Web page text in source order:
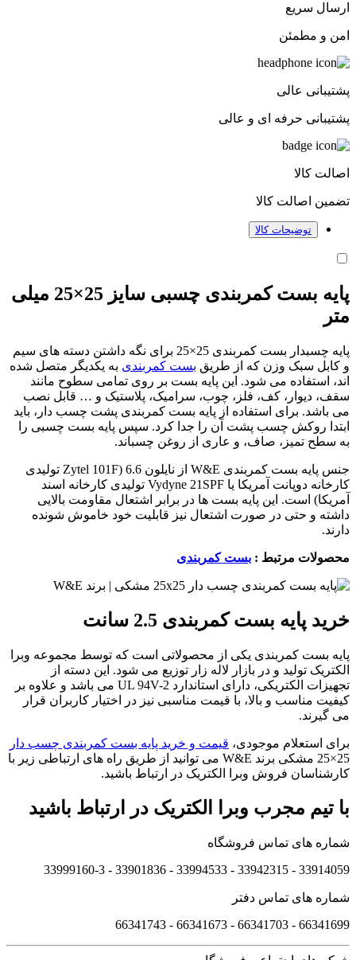
ارسال سریع
امن و مطمئن
پشتیبانی عالی
پشتیبانی حرفه ای و عالی
اصالت کالا
تضمین اصالت کالا
توضیحات کالا
پایه بست کمربندی چسبی سایز 25×25 میلی
متر
پایه چسبدار بست کمربندی 25×25 برای نگه داشتن دسته های سیم
و کابل سبک وزن که از طریق بست کمربندی به یکدیگر متصل شده
اند، استفاده می شود. این پایه بست بر روی تمامی سطوح مانند
سقف، دیوار، کف، فلز، چوب، سرامیک، پلاستیک و … قابل نصب
می باشد. برای استفاده از پایه بست کمربندی پشت چسب دار، باید
ابتدا روکش چسب پشت آن را جدا کرد. سپس پایه بست چسبی را
به سطح تمیز، صاف، و عاری از روغن چسباند.
جنس پایه بست کمربندی W&E از نایلون 6.6 (Zytel 101F تولیدی
کارخانه دوپانت آمریکا یا Vydyne 21SPF تولیدی کارخانه اسند
آمریکا) است. این پایه بست ها در برابر اشتعال مقاومت بالایی
داشته و حتی در صورت اشتعال نیز قابلیت خود خاموش شونده
دارند.
محصولات مرتبط : بست کمربندی
خرید پایه بست کمربندی 2.5 سانت
پایه بست کمربندی یکی از محصولاتی است که توسط مجموعه وبرا
الکتریک تولید و در بازار لاله زار توزیع می شود. این دسته از
تجهیزات الکتریکی، دارای استاندارد UL 94V-2 می باشد و علاوه بر
کیفیت مناسب و بالا، با قیمت مناسبی نیز در اختیار کاربران قرار
می گیرند.
برای استعلام موجودی، قیمت و خرید پایه بست کمربندی چسب دار
25×25 مشکی برند W&E می توانید از طریق راه های ارتباطی زیر با
کارشناسان فروش وبرا الکتریک در ارتباط باشید.
با تیم مجرب وبرا الکتریک در ارتباط باشید
شماره های تماس فروشگاه
33914059 - 33942315 - 33994533 - 33901836 - 33999160-3 ​
شماره های تماس دفتر
66341699 - 66341703 - 66341673 - 66341743